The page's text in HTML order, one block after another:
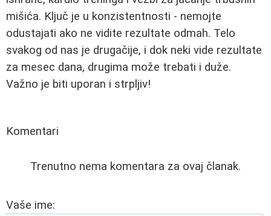
mišića. Ključ je u konzistentnosti - nemojte
odustajati ako ne vidite rezultate odmah. Telo
svakog od nas je drugačije, i dok neki vide rezultate
za mesec dana, drugima može trebati i duže.
Važno je biti uporan i strpljiv!
Komentari
Trenutno nema komentara za ovaj članak.
Vaše ime: